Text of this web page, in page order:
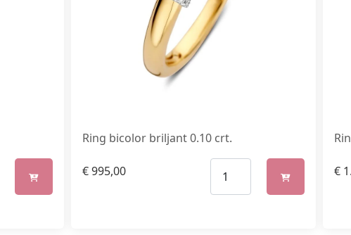
Ring bicolor briljant 0.10 crt.
€995,00 €